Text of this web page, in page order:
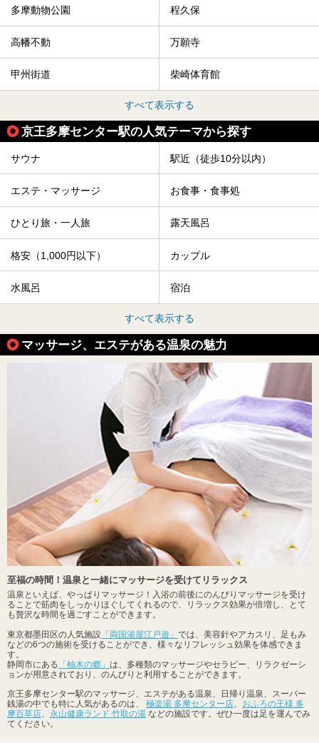
多摩動物公園 程久保
高幡不動 万願寺
甲州街道 柴崎体育館
すべて表示する
京王多摩センター駅の人気テーマから探す
サウナ 駅近（徒歩10分以内）
エステ・マッサージ お食事・食事処
ひとり旅・一人旅 露天風呂
格安（1,000円以下） カップル
水風呂 宿泊
すべて表示する
マッサージ、エステがある温泉の魅力
至福の時間！温泉と一緒にマッサージを受けてリラックス
温泉といえば、やっぱりマッサージ！入浴の前後にのんびりマッサージを受け
ることで筋肉をしっかりほぐしてくれるので、リラックス効果が倍増し、とて
も贅沢な時間を過ごすことができます。
東京都墨田区の人気施設 「両国湯屋江戸遊」 では、美容針やアカスリ、足もみ
などの6つの施術を受けることができ、様々なリフレッシュ効果を体感できま
す。
静岡市にある 「柚木の郷」 は、多種類のマッサージやセラピー、リラクゼーシ
ョンが用意されており、のんびりと利用することができます。
京王多摩センター駅のマッサージ、エステがある温泉、日帰り温泉、スーパー
銭湯の中でも特に人気があるのは、 極楽湯 多摩センター店
おふろの王様 多
摩百草店
永山健康ランド 竹取の湯 などの施設です。ぜひ一度は足を運んでみ
てください。